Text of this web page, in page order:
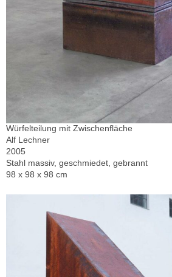
Würfelteilung mit Zwischenfläche
Alf Lechner
2005
Stahl massiv, geschmiedet, gebrannt
98 x 98 x 98 cm